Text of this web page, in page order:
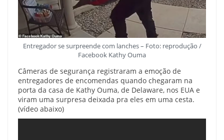
Entregador se surpreende com lanches – Foto: reprodução /
Facebook Kathy Ouma
Câmeras de segurança registraram a emoção de
entregadores de encomendas quando chegaram na
porta da casa de Kathy Ouma, de Delaware, nos EUA e
viram uma surpresa deixada pra eles em uma cesta.
(vídeo abaixo)